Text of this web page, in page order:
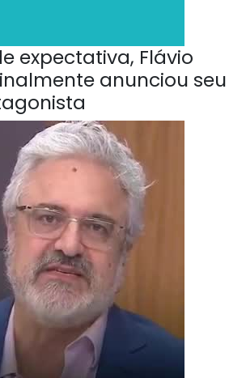
expectativa, Flávio
anunciou seu